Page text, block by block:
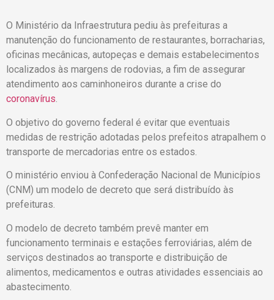
O Ministério da Infraestrutura pediu às prefeituras a
manutenção do funcionamento de restaurantes, borracharias,
oficinas mecânicas, autopeças e demais estabelecimentos
localizados às margens de rodovias, a fim de assegurar
atendimento aos caminhoneiros durante a crise do
coronavírus.
O objetivo do governo federal é evitar que eventuais
medidas de restrição adotadas pelos prefeitos atrapalhem o
transporte de mercadorias entre os estados.
O ministério enviou à Confederação Nacional de Municípios
(CNM) um modelo de decreto que será distribuído às
prefeituras.
O modelo de decreto também prevê manter em
funcionamento terminais e estações ferroviárias, além de
serviços destinados ao transporte e distribuição de
alimentos, medicamentos e outras atividades essenciais ao
abastecimento.